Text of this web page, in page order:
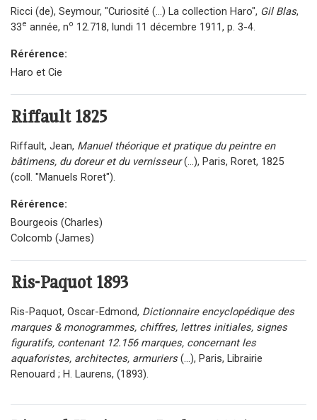
Ricci (de), Seymour, "Curiosité (...) La collection Haro", Gil Blas,
33e année, no 12.718, lundi 11 décembre 1911, p. 3-4.
Rérérence:
Haro et Cie
Riffault1825
Riffault, Jean, Manuel théorique et pratique du peintre en
bâtimens, du doreur et du vernisseur(...), Paris, Roret, 1825
(coll. "Manuels Roret").
Rérérence:
Bourgeois (Charles)
Colcomb (James)
Ris-Paquot1893
Ris-Paquot, Oscar-Edmond, Dictionnaire encyclopédique des
marques & monogrammes, chiffres, lettres initiales, signes
figuratifs, contenant 12.156 marques, concernant les
aquaforistes, architectes, armuriers (...), Paris, Librairie
Renouard ; H. Laurens, (1893).